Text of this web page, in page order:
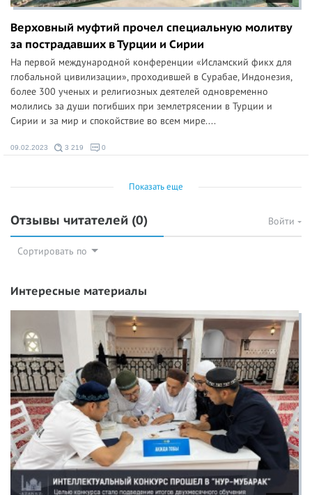
Верховный муфтий прочел специальную молитву
за пострадавших в Турции и Сирии
На первой международной конференции «Исламский фикх для
глобальной цивилизации», проходившей в Сурабае, Индонезия,
более 300 ученых и религиозных деятелей одновременно
молились за души погибших при землетрясении в Турции и
Сирии и за мир и спокойствие во всем мире....
09.02.2023 3 219 0
Показать еще
Отзывы читателей (0) Войти
Сортировать по
Интересные материалы